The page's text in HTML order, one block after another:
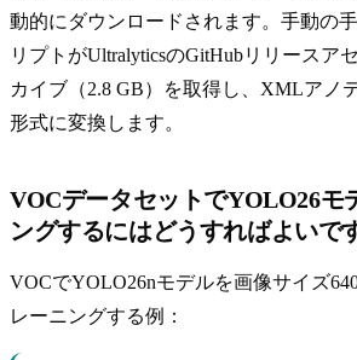
動的にダウンロードされます。手動の
リプトがUltralyticsのGitHubリリースア
カイブ（2.8 GB）を取得し、XMLアノ
形式に変換します。
VOCデータセットでYOLO26モ
ングするにはどうすればよいで
VOCでYOLO26nモデルを画像サイズ
レーニングする例：